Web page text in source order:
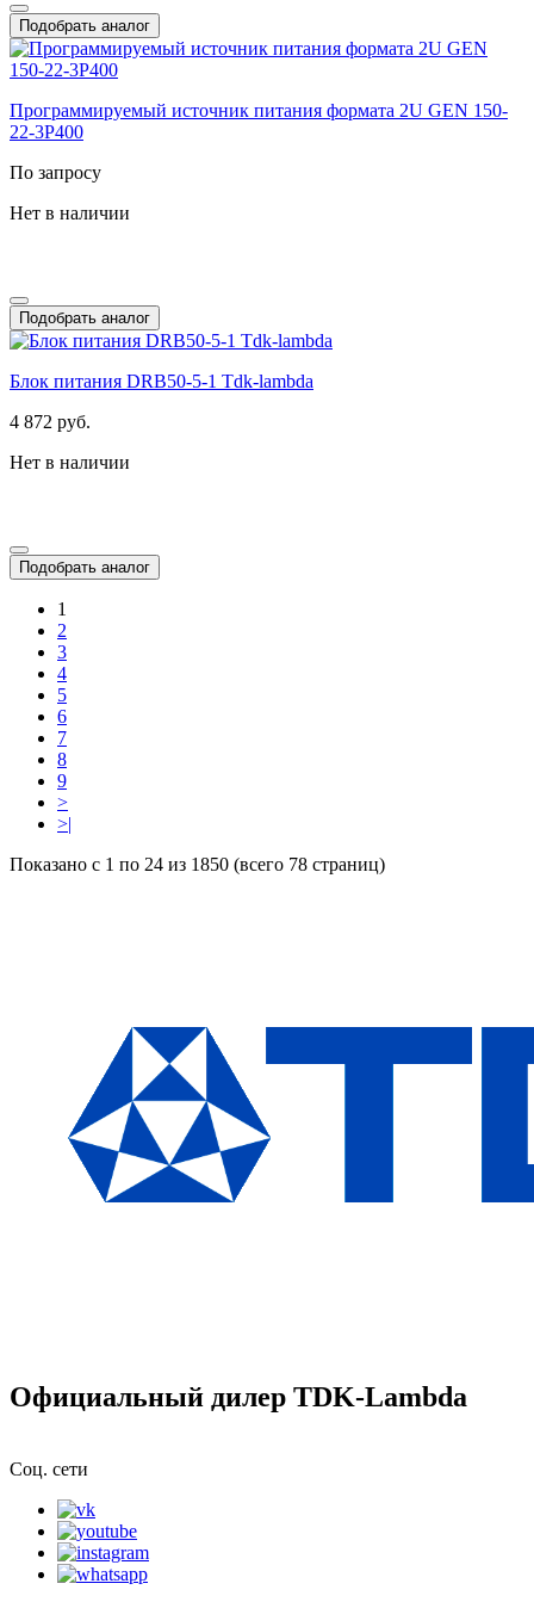
Подобрать аналог
Программируемый источник питания формата 2U GEN 150-
22-3P400
По запросу
Нет в наличии
Подобрать аналог
Блок питания DRB50-5-1 Tdk-lambda
4 872 руб.
Нет в наличии
Подобрать аналог
1
2
3
4
5
6
7
8
9
>
>|
Показано с 1 по 24 из 1850 (всего 78 страниц)
Официальный дилер TDK-Lambda
Соц. сети